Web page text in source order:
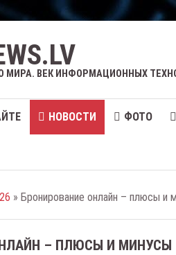
МИРА. ВЕК ИНФОРМАЦИОННЫХ
НОВОСТИ ФОТО
26 » Бронирование онлайн – плюсы и
– ПЛЮСЫ И МИНУСЫ